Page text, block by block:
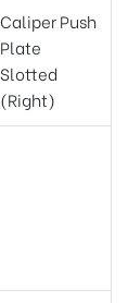
Caliper Push
Plate
Slotted
(Right)